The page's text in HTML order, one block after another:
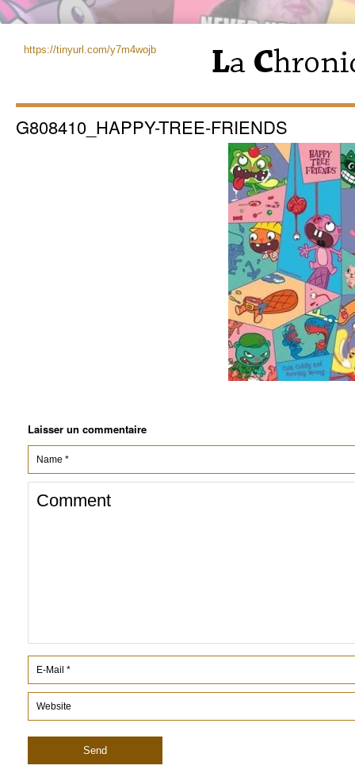
https://tinyurl.com/y7m4wojb
G808410_HAPPY-TREE-FRIENDS
Laisser un commentaire